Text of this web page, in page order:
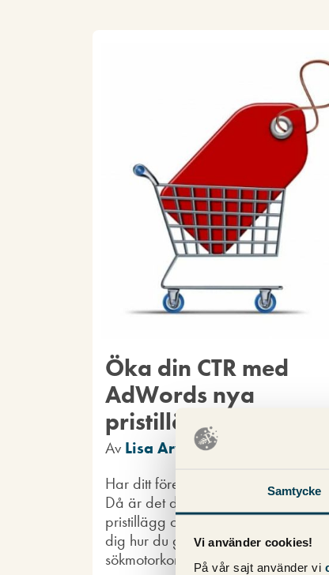
Samtycke
Vi använder cookies!
På vår sajt använder vi
Öka din CTR med
AdWords nya
pristillägg
Av Lisa Arvidsson
Har ditt företag konkurrenskraftiga
Då är det dags att testa Adwords nya
pristillägg och boosta er
dig hur du går tillväga hos oss på
sökmotorkonsult.se